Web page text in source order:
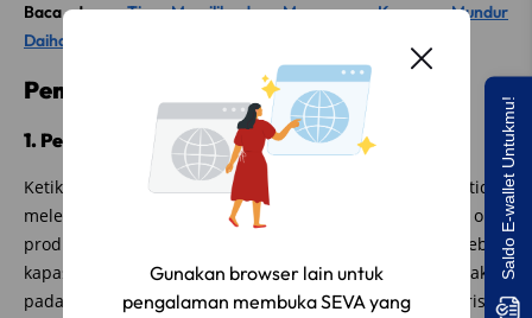
Gunakan browser lain untuk
pengalaman membuka SEVA yang
Baca Juga:Tips Memilih dan Memasang Kamera Mundur
Daihatsu Rocky X
Penggunaan Roof Rack dengan Aman
1. Perhatikan Kapasitas Beban Maksimum
Ketika menggunakan roof rack, pastikan untuk tidak
melebihi kapasitas beban maksimum yang ditentukan oleh
produsen roof rack dan mobil Daihatsu Rocky Xmu. Melebihi
kapasitas beban maksimum dapat menyebabkan kerusakan
pada mobil dan roof rack serta meningkatkan risiko
Saldo E-wallet Untukmu!